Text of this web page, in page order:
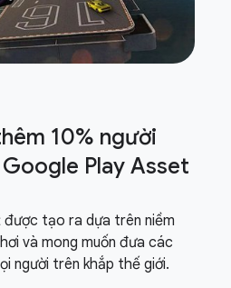
10% người
Play Asset
tạo ra dựa trên niềm
và mong muốn đưa các
người trên khắp thế giới.